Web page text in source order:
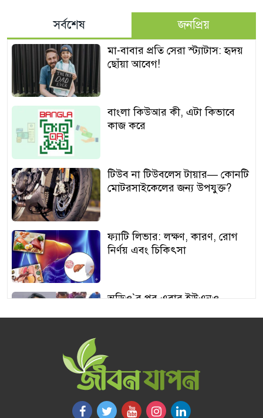
সর্বশেষ জনপ্রিয়
মা-বাবার প্রতি সেরা স্ট্যাটাস: হৃদয়
ছোঁয়া আবেগ!
বাংলা কিউআর কী, এটা কিভাবে
কাজ করে
টিউব না টিউবলেস টায়ার— কোনটি
মোটরসাইকেলের জন্য উপযুক্ত?
ফ্যাটি লিভার: লক্ষণ, কারণ, রোগ
নির্ণয় এবং চিকিৎসা
অডিও‍‍`র পর এবার ইউএনও
আঙুর চাষের স্বপ্ন শুরু ৩০ টাকায়,
এখন আয় লাখ টাকা